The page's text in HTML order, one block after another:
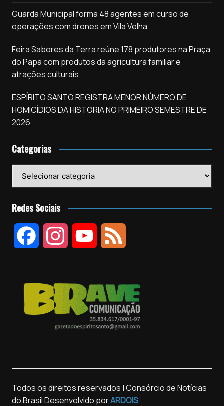
Guarda Municipal forma 48 agentes em curso de
operações com drones em Vila Velha
Feira Sabores da Terra reúne 178 produtores na Praça
do Papa com produtos da agricultura familiar e
atrações culturais
ESPÍRITO SANTO REGISTRA MENOR NÚMERO DE
HOMICÍDIOS DA HISTÓRIA NO PRIMEIRO SEMESTRE DE
2026
Categorias
Redes Sociais
c
e
o
s
t
r
u
T
e
e
d
Todos os direitos reservados | Consórcio de Notícias
do BrasilDesenvolvido porARDOIS